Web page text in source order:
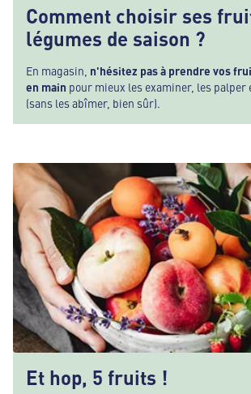
Comment choisir ses
légumes de saison ?
En magasin, n'hésitez pas à prendre vos
en main pour mieux les examiner, les
(sans les abîmer, bien sûr).
Et hop, 5 fruits !